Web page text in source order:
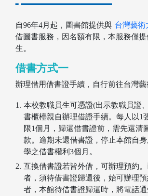
自96年4月起，圖書館提供與 台灣藝術
借圖書服務，因名額有限，本服務僅
生。
借書方式一
辦理借用借書證手續，自行前往台灣藝
本校教職員生可憑證(出示教職員證
書櫃檯親自辦理借證手續。每人以1
限1個月，歸還借書證前，需先還清
款。逾期未還借書證，停止本館自
學之借書權利3個月。
互換借書證若皆外借，可辦理預約
者，須待借書證歸還後，始可辦理
者，本館待借書證歸還時，將電話通